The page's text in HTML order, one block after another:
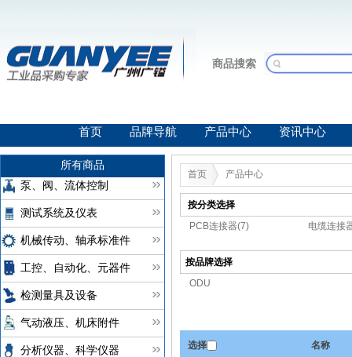
商品搜索
首页 品牌导航 产品中心 资讯中心
所有商品
泵、阀、流体控制
测试系统及仪表
机械传动、轴承标准件
工控、自动化、元器件
检测量具及设备
气动液压、机床附件
分析仪器、科学仪器
首页 产品中心
按分类选择
PCB连接器(7)
电缆连接
按品牌选择
ODU
选择 名称